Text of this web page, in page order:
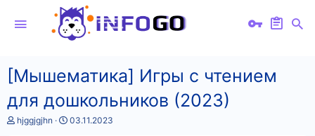
[Мышематика] Игры c чтением
для дошкольников (2023)
А
hjggjgjhn
Д
03.11.2023